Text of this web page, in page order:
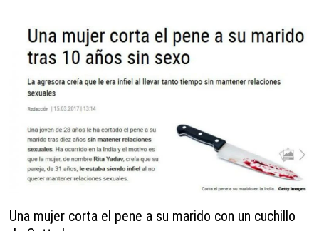
Una mujer corta el pene a su marido con un cuchillo